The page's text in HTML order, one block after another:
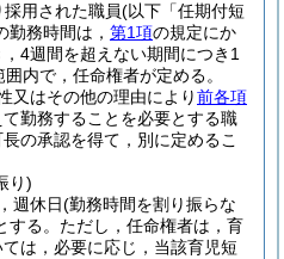
用された職員(以下「任期付短
勤務時間は， 第1項の規定にか
4週間を超えない期間につき1
内で，任命権者が定める。
又はその他の理由により前各項
勤務することを必要とする職
の承認を得て，別に定めるこ
り)
週休日(勤務時間を割り振らな
する。 ただし，任命権者は，育
は，必要に応じ，当該育児短